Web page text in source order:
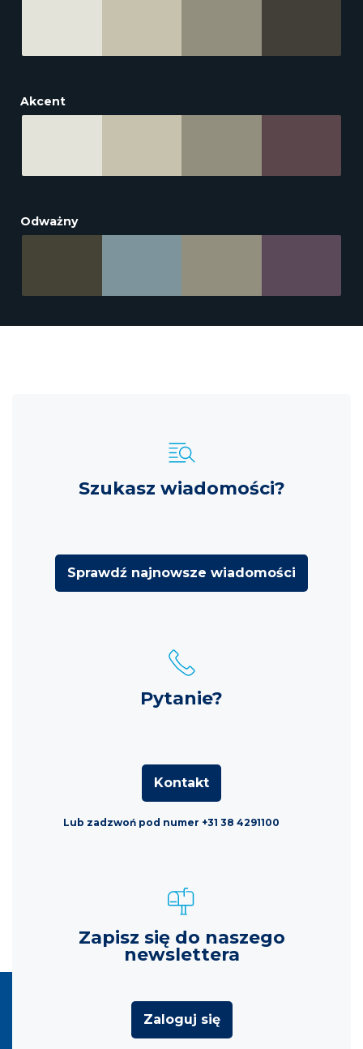
Akcent
Odważny
Szukasz wiadomości?
Sprawdź najnowsze wiadomości
Pytanie?
Kontakt
Lub zadzwoń pod numer +31 38 4291100
Zapisz się do naszego
newslettera
Zaloguj się